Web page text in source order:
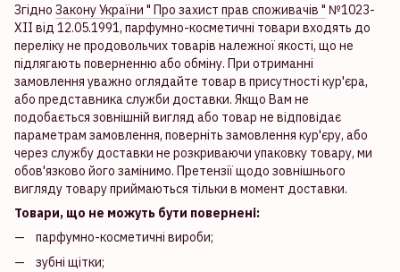
Згідно Закону України " Про захист прав споживачів " №1023-
XII від 12.05.1991, парфумно-косметичні товари входять до
переліку не продовольчих товарів належної якості, що не
підлягають поверненню або обміну. При отриманні
замовлення уважно оглядайте товар в присутності кур'єра,
або представника служби доставки. Якщо Вам не
подобається зовнішній вигляд або товар не відповідає
параметрам замовлення, поверніть замовлення кур'єру, або
через службу доставки не розкриваючи упаковку товару, ми
обов'язково його замінимо. Претензії щодо зовнішнього
вигляду товару приймаються тільки в момент доставки.
Товари, що не можуть бути повернені:
парфумно-косметичні вироби;
зубні щітки;